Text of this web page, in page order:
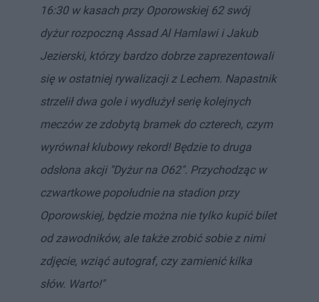
16:30 w kasach przy Oporowskiej 62 swój
dyżur rozpoczną Assad Al Hamlawi i Jakub
Jezierski, którzy bardzo dobrze zaprezentowali
się w ostatniej rywalizacji z Lechem. Napastnik
strzelił dwa gole i wydłużył serię kolejnych
meczów ze zdobytą bramek do czterech, czym
wyrównał klubowy rekord! Będzie to druga
odsłona akcji "Dyżur na O62". Przychodząc w
czwartkowe popołudnie na stadion przy
Oporowskiej, będzie można nie tylko kupić bilet
od zawodników, ale także zrobić sobie z nimi
zdjęcie, wziąć autograf, czy zamienić kilka
słów. Warto!"